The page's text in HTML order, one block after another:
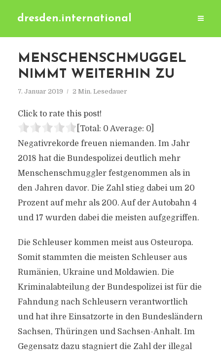
dresden.international
MENSCHENSCHMUGGEL
NIMMT WEITERHIN ZU
7. Januar 2019 2 Min. Lesedauer
Click to rate this post!
[Total: 0 Average: 0]
Negativrekorde freuen niemanden. Im Jahr
2018 hat die Bundespolizei deutlich mehr
Menschenschmuggler festgenommen als in
den Jahren davor. Die Zahl stieg dabei um 20
Prozent auf mehr als 200. Auf der Autobahn 4
und 17 wurden dabei die meisten aufgegriffen.
Die Schleuser kommen meist aus Osteuropa.
Somit stammten die meisten Schleuser aus
Rumänien, Ukraine und Moldawien. Die
Kriminalabteilung der Bundespolizei ist für die
Fahndung nach Schleusern verantwortlich
und hat ihre Einsatzorte in den Bundesländern
Sachsen, Thüringen und Sachsen-Anhalt. Im
Gegensatz dazu stagniert die Zahl der illegal